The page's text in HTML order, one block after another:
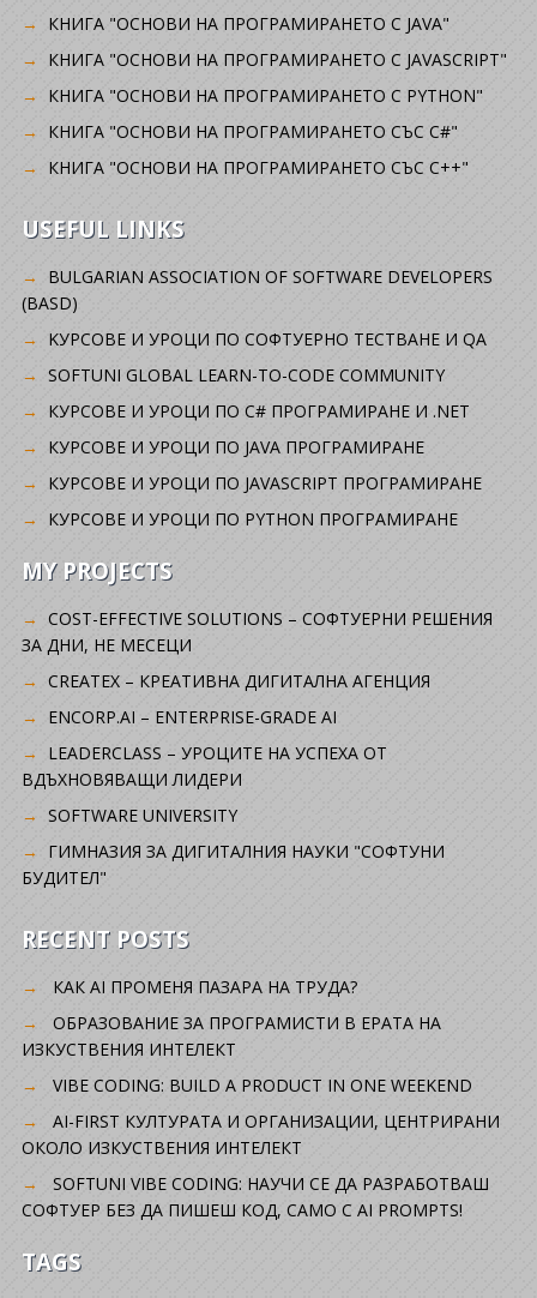
КНИГА "ОСНОВИ НА ПРОГРАМИРАНЕТО С JAVA"
КНИГА "ОСНОВИ НА ПРОГРАМИРАНЕТО С JAVASCRIPT"
КНИГА "ОСНОВИ НА ПРОГРАМИРАНЕТО С PYTHON"
КНИГА "ОСНОВИ НА ПРОГРАМИРАНЕТО СЪС C#"
КНИГА "ОСНОВИ НА ПРОГРАМИРАНЕТО СЪС C++"
USEFUL LINKS
BULGARIAN ASSOCIATION OF SOFTWARE DEVELOPERS
(BASD)
KУРСОВЕ И УРОЦИ ПО СОФТУЕРНО ТЕСТВАНЕ И QA
SOFTUNI GLOBAL LEARN-TO-CODE COMMUNITY
КУРСОВЕ И УРОЦИ ПО C# ПРОГРАМИРАНЕ И .NET
КУРСОВЕ И УРОЦИ ПО JAVA ПРОГРАМИРАНЕ
КУРСОВЕ И УРОЦИ ПО JAVASCRIPT ПРОГРАМИРАНЕ
КУРСОВЕ И УРОЦИ ПО PYTHON ПРОГРАМИРАНЕ
MY PROJECTS
COST-EFFECTIVE SOLUTIONS – СОФТУЕРНИ РЕШЕНИЯ
ЗА ДНИ, НЕ МЕСЕЦИ
CREATEX – КРЕАТИВНА ДИГИТАЛНА АГЕНЦИЯ
ENCORP.AI – ENTERPRISE-GRADE AI
LEADERCLASS – УРОЦИТЕ НА УСПЕХА ОТ
ВДЪХНОВЯВАЩИ ЛИДЕРИ
SOFTWARE UNIVERSITY
ГИМНАЗИЯ ЗА ДИГИТАЛНИЯ НАУКИ "СОФТУНИ
БУДИТЕЛ"
RECENT POSTS
КАК AI ПРОМЕНЯ ПАЗАРА НА ТРУДА?
ОБРАЗОВАНИЕ ЗА ПРОГРАМИСТИ В ЕРАТА НА
ИЗКУСТВЕНИЯ ИНТЕЛЕКТ
VIBE CODING: BUILD A PRODUCT IN ONE WEEKEND
AI-FIRST КУЛТУРАТА И ОРГАНИЗАЦИИ, ЦЕНТРИРАНИ
ОКОЛО ИЗКУСТВЕНИЯ ИНТЕЛЕКТ
SOFTUNI VIBE CODING: НАУЧИ СЕ ДА РАЗРАБОТВАШ
СОФТУЕР БЕЗ ДА ПИШЕШ КОД, САМО С AI PROMPTS!
TAGS